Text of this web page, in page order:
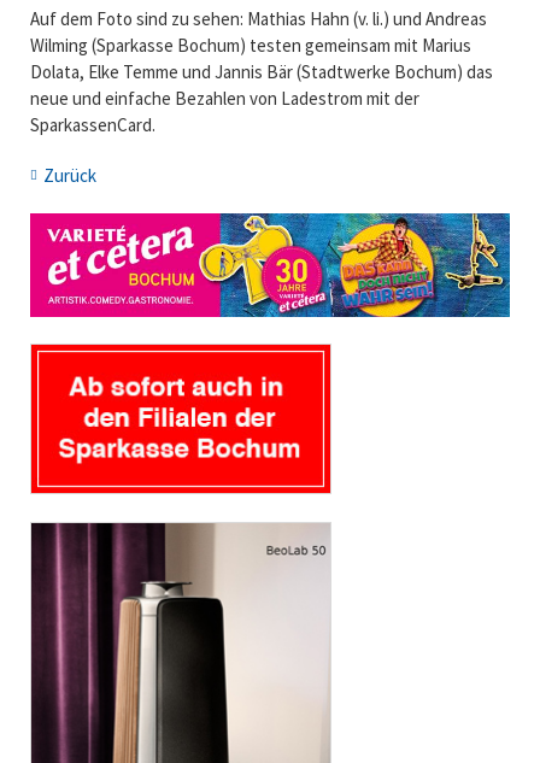
Auf dem Foto sind zu sehen: Mathias Hahn (v. li.) und Andreas
Wilming (Sparkasse Bochum) testen gemeinsam mit Marius
Dolata, Elke Temme und Jannis Bär (Stadtwerke Bochum) das
neue und einfache Bezahlen von Ladestrom mit der
SparkassenCard.
Zurück